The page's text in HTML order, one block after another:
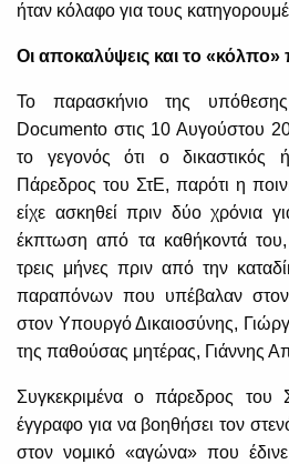
ήταν κόλαφο για τους
Οι αποκαλύψεις και το «κόλπο»
Το παρασκήνιο της
Documento στις 10 Αυγούστου
το γεγονός ότι ο
Πάρεδρος του ΣτΕ, παρότι η
είχε ασκηθεί πριν δύο χρόνια
έκπτωση από τα καθήκοντά του,
τρεις μήνες πριν από την
παραπόνων που υπέβαλαν
στον Υπουργό Δικαιοσύνης,
της παθούσας μητέρας, Γιάννης
Συγκεκριμένα ο πάρεδρος του
έγγραφο για να βοηθήσει τον
στον νομικό «αγώνα» που